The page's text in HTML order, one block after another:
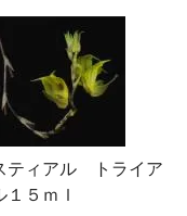
ティアル トライア
１５ｍｌ